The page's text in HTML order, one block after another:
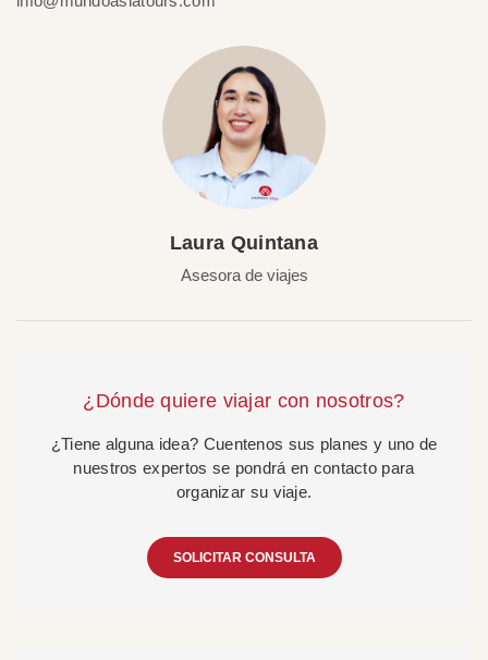
Laura Quintana
Asesora de viajes
¿Dónde quiere viajar con nosotros?
¿Tiene alguna idea? Cuentenos sus planes y uno de
nuestros expertos se pondrá en contacto para
organizar su viaje.
SOLICITAR CONSULTA